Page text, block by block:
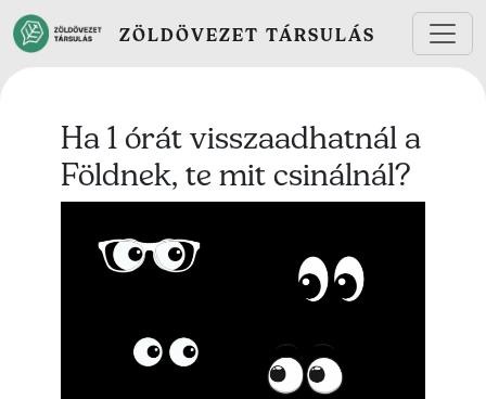
Ugrás a tartalomra
ZÖLDÖVEZET TÁRSULÁS
Ha 1 órát visszaadhatnál a
Földnek, te mit csinálnál?